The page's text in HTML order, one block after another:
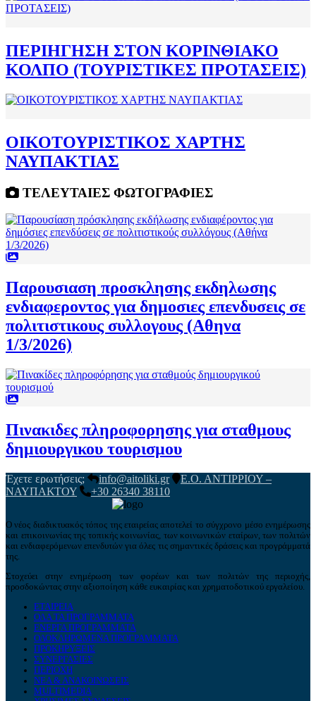
ΠΕΡΙΗΓΗΣΗ ΣΤΟΝ ΚΟΡΙΝΘΙΑΚΟ
ΚΟΛΠΟ (ΤΟΥΡΙΣΤΙΚΕΣ ΠΡΟΤΑΣΕΙΣ)
ΟΙΚΟΤΟΥΡΙΣΤΙΚΟΣ ΧΑΡΤΗΣ
ΝΑΥΠΑΚΤΙΑΣ
ΤΕΛΕΥΤΑΙΕΣ ΦΩΤΟΓΡΑΦΙΕΣ
Παρουσιαση προσκλησης εκδηλωσης
ενδιαφεροντος για δημοσιες επενδυσεις σε
πολιτιστικους συλλογους (Αθηνα
1/3/2026)
Πινακιδες πληροφορησης για σταθμους
δημιουργικου τουρισμου
Έχετε ερωτήσεις; info@aitoliki.gr
Ε.Ο. ΑΝΤΙΡΡΙΟΥ –
ΝΑΥΠΑΚΤΟΥ
+30 26340 38110
Ο νέος διαδικτυακός τόπος της εταιρείας αποτελεί το σύγχρονο μέσο ενημέρωσης
και επικοινωνίας της τοπικής κοινωνίας, των κοινωνικών εταίρων, των πολιτών
και ενδιαφερόμενων επενδυτών για όλες τις σημαντικές δράσεις και προγράμματά
της.
Στοχεύει στην ενημέρωση των φορέων και των πολιτών της περιοχής,
προσδοκώντας στην αξιοποίηση κάθε ευκαιρίας και χρηματοδοτικού εργαλείου.
ΕΤΑΙΡΕΙΑ
ΟΛΑ ΤΑ ΠΡΟΓΡΑΜΜΑΤΑ
ΕΝΕΡΓΑ ΠΡΟΓΡΑΜΜΑΤΑ
ΟΛΟΚΛΗΡΩΜΕΝΑ ΠΡΟΓΡΑΜΜΑΤΑ
ΠΡΟΚΗΡΥΞΕΙΣ
ΣΥΝΕΡΓΑΣΙΕΣ
ΠΕΡΙΟΧΗ
ΝΕΑ & ΑΝΑΚΟΙΝΩΣΕΙΣ
MULTIMEDIA